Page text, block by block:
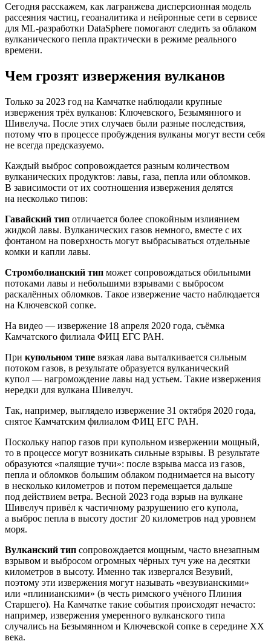
Сегодня расскажем, как лагранжева дисперсионная модель
рассеяния частиц, геоаналитика и нейронные сети в сервисе
для ML‑разработки DataSphere помогают следить за облаком
вулканического пепла практически в режиме реального
времени.
Чем грозят извержения вулканов
Только за 2023 год на Камчатке наблюдали крупные
извержения трёх вулканов: Ключевского, Безымянного и
Шивелуча. После этих случаев были разные последствия,
потому что в процессе пробуждения вулканы могут вести себя
не всегда предсказуемо.
Каждый выброс сопровождается разным количеством
вулканических продуктов: лавы, газа, пепла или обломков.
В зависимости от их соотношения извержения делятся
на несколько типов:
Гавайский тип отличается более спокойным излиянием
жидкой лавы. Вулканических газов немного, вместе с их
фонтаном на поверхность могут выбрасываться отдельные
комки и капли лавы.
Стромболианский тип может сопровождаться обильными
потоками лавы и небольшими взрывами с выбросом
раскалённых обломков. Такое извержение часто наблюдается
на Ключевской сопке.
На видео — извержение 18 апреля 2020 года, съёмка
Камчатского филиала ФИЦ ЕГС РАН.
При купольном типе вязкая лава выталкивается сильным
потоком газов, в результате образуется вулканический
купол — нагромождение лавы над устьем. Такие извержения
нередки для вулкана Шивелуч.
Так, например, выглядело извержение 31 октября 2020 года,
снятое Камчатским филиалом ФИЦ ЕГС РАН.
Поскольку напор газов при купольном извержении мощный,
то в процессе могут возникать сильные взрывы. В результате
образуются «палящие тучи»: после взрыва масса из газов,
пепла и обломков большим облаком поднимается на высоту
в несколько километров и потом перемещается дальше
под действием ветра. Весной 2023 года взрыв на вулкане
Шивелуч привёл к частичному разрушению его купола,
а выброс пепла в высоту достиг 20 километров над уровнем
моря.
Вулканский тип сопровождается мощным, часто внезапным
взрывом и выбросом огромных чёрных туч уже на десятки
километров в высоту. Именно так извергался Везувий,
поэтому эти извержения могут называть «везувианскими»
или «плинианскими» (в честь римского учёного Плиния
Старшего). На Камчатке такие события происходят нечасто:
например, извержения умеренного вулканского типа
случались на Безымянном и Ключевской сопке в середине XX
века.